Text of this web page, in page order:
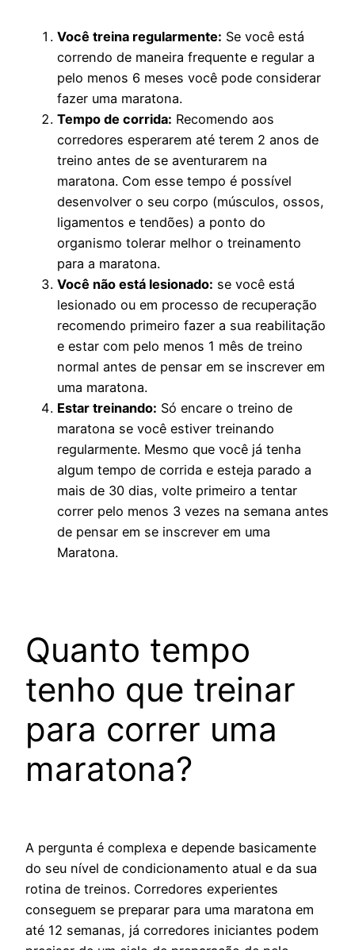
Você treina regularmente: Se você está
correndo de maneira frequente e regular a
pelo menos 6 meses você pode considerar
fazer uma maratona.
Tempo de corrida: Recomendo aos
corredores esperarem até terem 2 anos de
treino antes de se aventurarem na
maratona. Com esse tempo é possível
desenvolver o seu corpo (músculos, ossos,
ligamentos e tendões) a ponto do
organismo tolerar melhor o treinamento
para a maratona.
Você não está lesionado: se você está
lesionado ou em processo de recuperação
recomendo primeiro fazer a sua reabilitação
e estar com pelo menos 1 mês de treino
normal antes de pensar em se inscrever em
uma maratona.
Estar treinando: Só encare o treino de
maratona se você estiver treinando
regularmente. Mesmo que você já tenha
algum tempo de corrida e esteja parado a
mais de 30 dias, volte primeiro a tentar
correr pelo menos 3 vezes na semana antes
de pensar em se inscrever em uma
Maratona.
Quanto tempo
tenho que treinar
para correr uma
maratona?
A pergunta é complexa e depende basicamente
do seu nível de condicionamento atual e da sua
rotina de treinos. Corredores experientes
conseguem se preparar para uma maratona em
até 12 semanas, já corredores iniciantes podem